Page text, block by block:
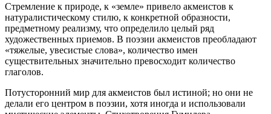
Стремление к природе, к «земле» привело акмеистов к
натуралистическому стилю, к конкретной образности,
предметному реализму, что определило целый ряд
художественных приемов. В поэзии акмеистов преобладают
«тяжелые, увесистые слова», количество имен
существительных значительно превосходит количество
глаголов.
Потусторонний мир для акмеистов был истиной; но они не
делали его центром в поэзии, хотя иногда и использовали